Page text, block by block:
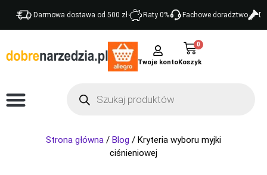
Darmowa dostawa od 500 zł Raty 0% Fachowe doradztwo
Twoje konto
0
Strona główna / Blog / Kryteria wyboru myjki
ciśnieniowej